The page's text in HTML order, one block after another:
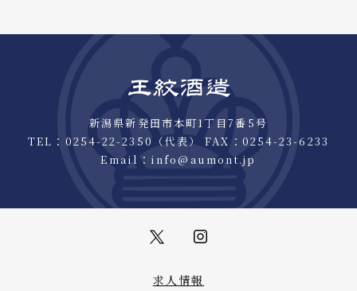
新潟県新発田市本町1丁目7番5号
TEL： 0254-22-2350 （代表） FAX：0254-23-6233
Email： info@aumont.jp
求人情報